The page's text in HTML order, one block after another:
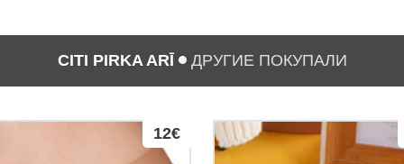
CITI PIRKA ARĪ ДРУГИЕ ПОКУПАЛИ
12€